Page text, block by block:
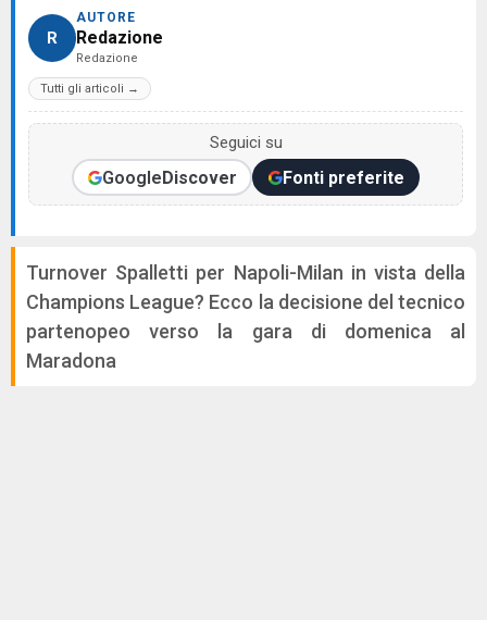
R
AUTORE
Redazione
Redazione
Tutti gli articoli →
Seguici su
GoogleDiscover Fonti preferite
Turnover Spalletti per Napoli-Milan in vista della
Champions League? Ecco la decisione del tecnico
partenopeo verso la gara di domenica al
Maradona